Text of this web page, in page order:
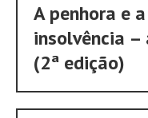
A penhora e
insolvência
(2ª edição)